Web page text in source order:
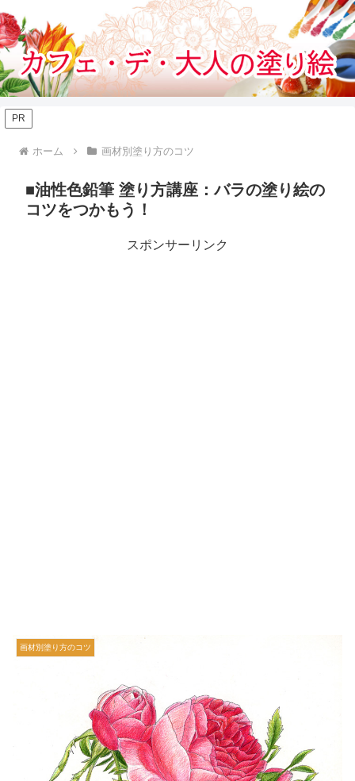
カフェでぬりえをする気分のぬりえサイト
PR
ホーム 画材別塗り方のコツ
■油性色鉛筆 塗り方講座：バラの塗り絵の
コツをつかもう！
スポンサーリンク
画材別塗り方のコツ